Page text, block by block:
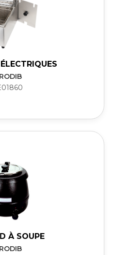
À SOUPE